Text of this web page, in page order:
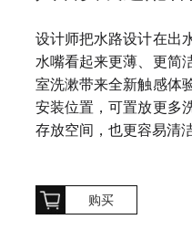
设计师把水路设计在出
水嘴看起来更薄、更简
室洗漱带来全新触感体
安装位置，可置放更多
存放空间，也更容易清
购买